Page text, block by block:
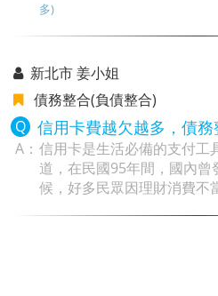
多)
新北市 姜小姐
債務整合(負債整合)
信用卡費越欠越多，債務
信用卡是生活必備的支付工
道，在民國95年間，國內
候，好多民眾因理財消費不